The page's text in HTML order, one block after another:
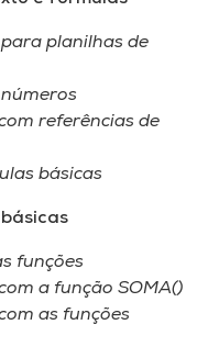
planilhas de
referências de
básicas
funções
a função SOMA()
as funções